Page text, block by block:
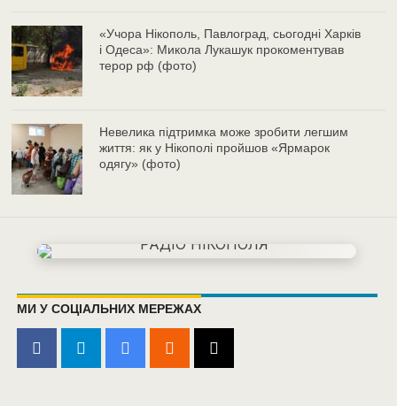
«Учора Нікополь, Павлоград, сьогодні Харків
і Одеса»: Микола Лукашук прокоментував
терор рф (фото)
Невелика підтримка може зробити легшим
життя: як у Нікополі пройшов «Ярмарок
одягу» (фото)
МИ У СОЦІАЛЬНИХ МЕРЕЖАХ